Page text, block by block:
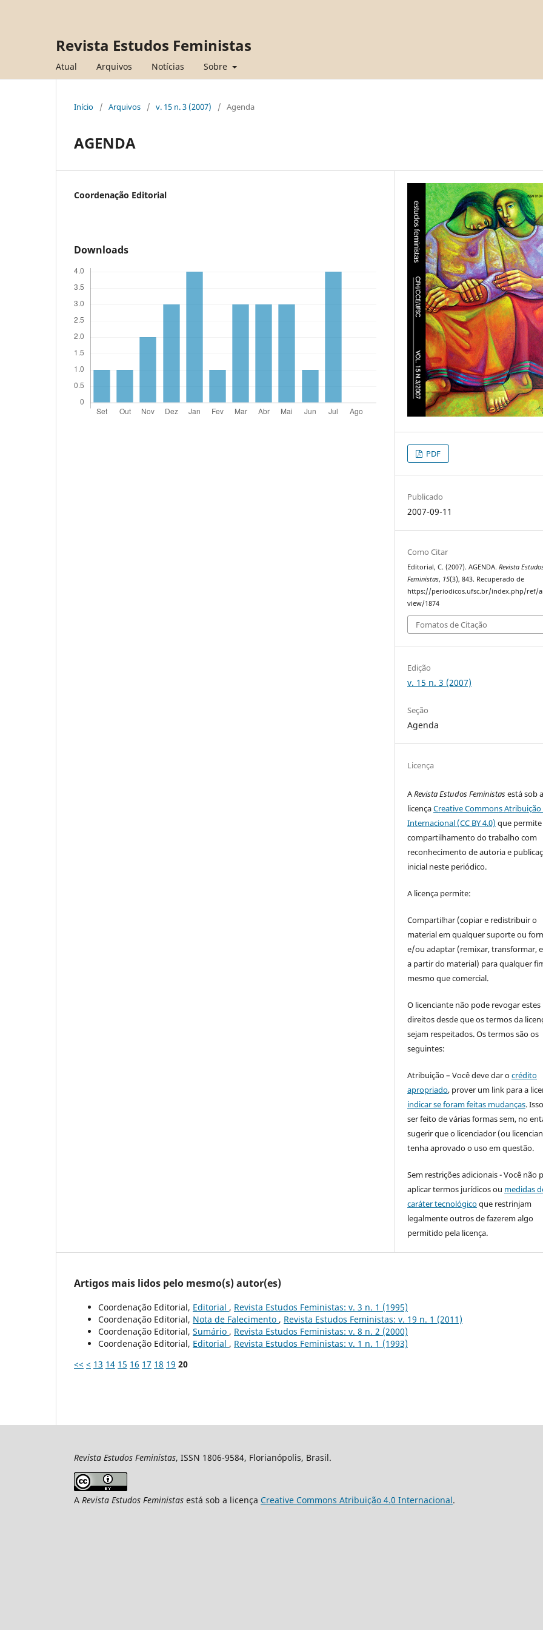
Revista Estudos Feministas
Atual Arquivos Notícias Sobre
Início / Arquivos / v. 15 n. 3 (2007) / Agenda
AGENDA
Coordenação Editorial
Downloads
PDF
Publicado
2007-09-11
Como Citar
Editorial, C. (2007). AGENDA.Revista
Feministas, 15(3), 843. Recuperado de
https://periodicos.ufsc.br/index.php/ref/
view/1874
Fomatos de Citação
Edição
v. 15 n. 3 (2007)
Seção
Agenda
Licença
ARevista Estudos Feministasestá sob a
licençaCreative Commons Atribuição
Internacional (CC BY 4.0) que
compartilhamento do trabalho com
reconhecimento de autoria e
inicial neste periódico.
A licença permite:
Compartilhar (copiar e redistribuir o
material em qualquer suporte ou
e/ou adaptar (remixar, transformar,
a partir do material) para qualquer
mesmo que comercial.
O licenciante não pode revogar estes
direitos desde que os termos da
sejam respeitados. Os termos são os
seguintes:
Atribuição – Você deve dar ocrédito
apropriado, prover um link para a
indicar se foram feitas mudanças.
ser feito de várias formas sem, no
sugerir que o licenciador (ou
tenha aprovado o uso em questão.
Sem restrições adicionais - Você não
aplicar termos jurídicos ou medidas
caráter tecnológicoque restrinjam
legalmente outros de fazerem algo
permitido pela licença.
Artigos mais lidos pelo mesmo(s) autor(es)
Coordenação Editorial, Editorial , Revista Estudos Feministas: v. 3 n. 1 (1995)
Coordenação Editorial, Nota de Falecimento , Revista Estudos Feministas: v. 19 n. 1 (2011)
Coordenação Editorial, Sumário , Revista Estudos Feministas: v. 8 n. 2 (2000)
Coordenação Editorial, Editorial , Revista Estudos Feministas: v. 1 n. 1 (1993)
<< < 13 14 15 16 17 18 19 20
Revista Estudos Feministas, ISSN 1806-9584, Florianópolis, Brasil.
A Revista Estudos Feministas está sob a licença Creative Commons Atribuição 4.0 Internacional.